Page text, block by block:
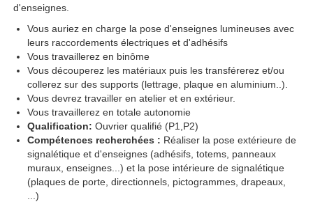
d'enseignes.
Vous auriez en charge la pose d'enseignes lumineuses avec
leurs raccordements électriques et d'adhésifs
Vous travaillerez en binôme
Vous découperez les matériaux puis les transférerez et/ou
collerez sur des supports (lettrage, plaque en aluminium..).
Vous devrez travailler en atelier et en extérieur.
Vous travaillerez en totale autonomie
Qualification: Ouvrier qualifié (P1,P2)
Compétences recherchées : Réaliser la pose extérieure de
signalétique et d'enseignes (adhésifs, totems, panneaux
muraux, enseignes...) et la pose intérieure de signalétique
(plaques de porte, directionnels, pictogrammes, drapeaux,
...)